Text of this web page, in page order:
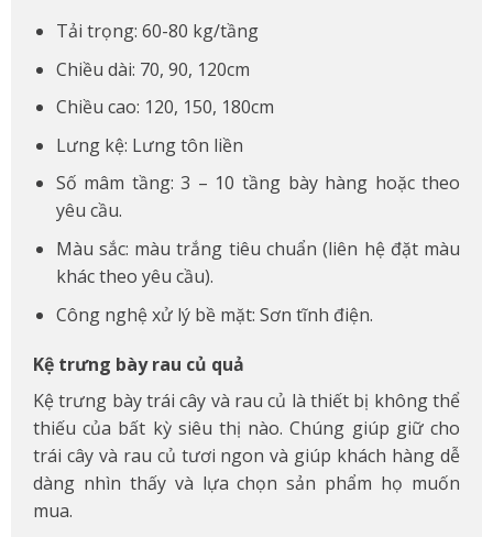
Tải trọng: 60-80 kg/tầng
Chiều dài: 70, 90, 120cm
Chiều cao: 120, 150, 180cm
Lưng kệ: Lưng tôn liền
Số mâm tầng: 3 – 10 tầng bày hàng hoặc theo
yêu cầu.
Màu sắc: màu trắng tiêu chuẩn (liên hệ đặt màu
khác theo yêu cầu).
Công nghệ xử lý bề mặt: Sơn tĩnh điện.
Kệ trưng bày rau củ quả
Kệ trưng bày trái cây và rau củ là thiết bị không thể
thiếu của bất kỳ siêu thị nào. Chúng giúp giữ cho
trái cây và rau củ tươi ngon và giúp khách hàng dễ
dàng nhìn thấy và lựa chọn sản phẩm họ muốn
mua.